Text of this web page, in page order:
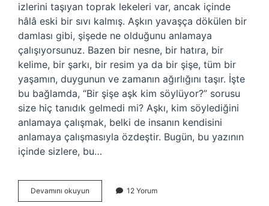
izlerini taşıyan toprak lekeleri var, ancak içinde
hâlâ eski bir sıvı kalmış. Aşkın yavaşça dökülen bir
damlası gibi, şişede ne olduğunu anlamaya
çalışıyorsunuz. Bazen bir nesne, bir hatıra, bir
kelime, bir şarkı, bir resim ya da bir şişe, tüm bir
yaşamın, duygunun ve zamanın ağırlığını taşır. İşte
bu bağlamda, “Bir şişe aşk kim söylüyor?” sorusu
size hiç tanıdık gelmedi mi? Aşkı, kim söylediğini
anlamaya çalışmak, belki de insanın kendisini
anlamaya çalışmasıyla özdeştir. Bugün, bu yazının
içinde sizlere, bu…
Devamını okuyun
şişe
12 Yorum